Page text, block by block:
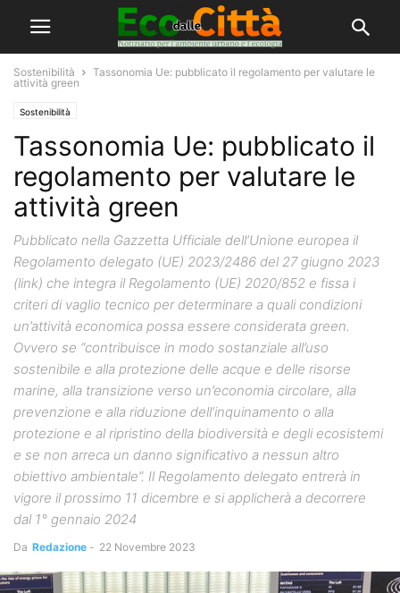
Sostenibilità
Tassonomia Ue: pubblicato il regolamento per valutare le
attività green
Sostenibilità
Tassonomia Ue: pubblicato il
regolamento per valutare le
attività green
Pubblicato nella Gazzetta Ufficiale dell’Unione europea il
Regolamento delegato (UE) 2023/2486 del 27 giugno 2023
(link) che integra il Regolamento (UE) 2020/852 e fissa i
criteri di vaglio tecnico per determinare a quali condizioni
un’attività economica possa essere considerata green.
Ovvero se “contribuisce in modo sostanziale all’uso
sostenibile e alla protezione delle acque e delle risorse
marine, alla transizione verso un’economia circolare, alla
prevenzione e alla riduzione dell’inquinamento o alla
protezione e al ripristino della biodiversità e degli ecosistemi
e se non arreca un danno significativo a nessun altro
obiettivo ambientale”. Il Regolamento delegato entrerà in
vigore il prossimo 11 dicembre e si applicherà a decorrere
dal 1° gennaio 2024
Da Redazione - 22 Novembre 2023